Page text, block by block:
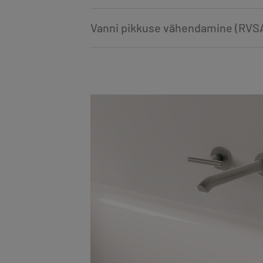
Vanni pikkuse vähendamine